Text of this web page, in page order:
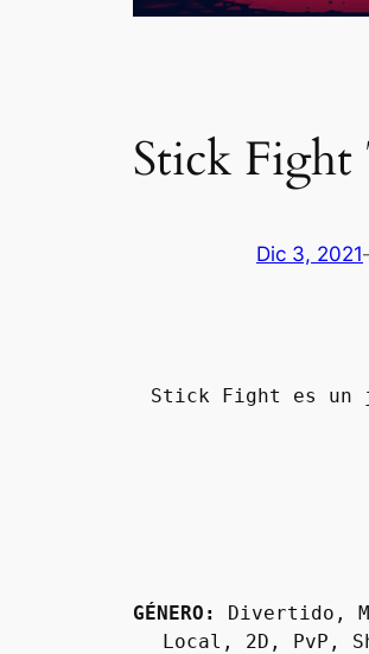
Stick
Dic 3, 2021
Stick Fight es un
GÉNERO:
Divertido,
Local, 2D, PvP,